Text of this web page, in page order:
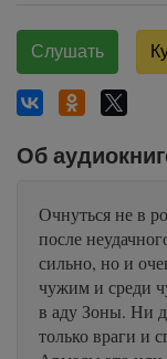
Слушать
Об
Очнуться не в
после
сильно, но и
чужим и среди
в аду Зоны. Ни
только враги и